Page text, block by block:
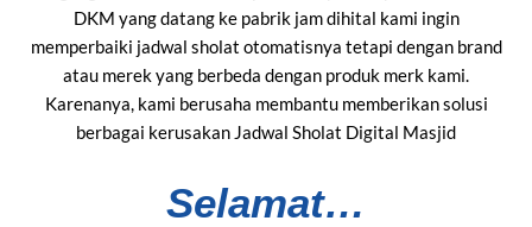
DKM yang datang ke pabrik jam dihital kami ingin
memperbaiki jadwal sholat otomatisnya tetapi dengan brand
atau merek yang berbeda dengan produk merk kami.
Karenanya, kami berusaha membantu memberikan solusi
berbagai kerusakan Jadwal Sholat Digital Masjid
Selamat…